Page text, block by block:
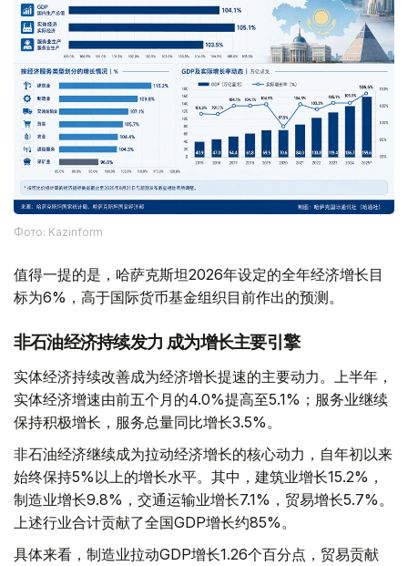
Фото: Kazinform
值得一提的是，哈萨克斯坦2026年设定的全年经济增长目
标为6%，高于国际货币基金组织目前作出的预测。
非石油经济持续发力 成为增长主要引擎
实体经济持续改善成为经济增长提速的主要动力。上半年，
实体经济增速由前五个月的4.0%提高至5.1%；服务业继续
保持积极增长，服务总量同比增长3.5%。
非石油经济继续成为拉动经济增长的核心动力，自年初以来
始终保持5%以上的增长水平。其中，建筑业增长15.2%，
制造业增长9.8%，交通运输业增长7.1%，贸易增长5.7%。
上述行业合计贡献了全国GDP增长约85%。
具体来看，制造业拉动GDP增长1.26个百分点，贸易贡献